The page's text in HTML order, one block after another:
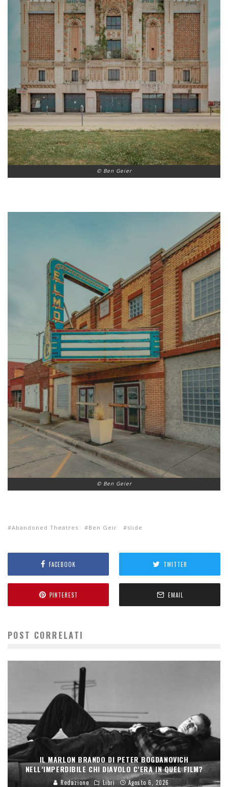
© Ben Geier
© Ben Geier
Abandoned Theatres Ben Geir slide
FACEBOOK TWITTER
PINTEREST EMAIL
POST CORRELATI
IL MARLON BRANDO DI PETER BOGDANOVICH
NELL’IMPERDIBILE CHI DIAVOLO C’ERA IN QUEL FILM?
Redazione Libri Agosto 6, 2026